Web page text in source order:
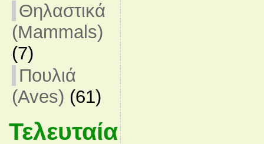
Θηλαστικά
(Mammals)
(7)
Πουλιά
(Aves) (61)
Τελευταία